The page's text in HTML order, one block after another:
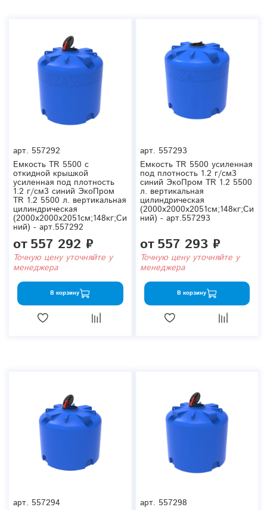
арт. 557292
Емкость TR 5500 с
откидной крышкой
усиленная под плотность
1.2 г/см3 синий ЭкоПром
TR 1.2 5500 л. вертикальная
цилиндрическая
(2000x2000x2051см;148кг;Си
ний) - арт.557292
от557 292 ₽
Точную цену уточняйте у
менеджера
В корзину
арт. 557293
Емкость TR 5500 усиленная
под плотность 1.2 г/см3
синий ЭкоПром TR 1.2 5500
л. вертикальная
цилиндрическая
(2000x2000x2051см;148кг;Си
ний) - арт.557293
от557 293 ₽
Точную цену уточняйте у
менеджера
В корзину
арт. 557294
арт. 557298